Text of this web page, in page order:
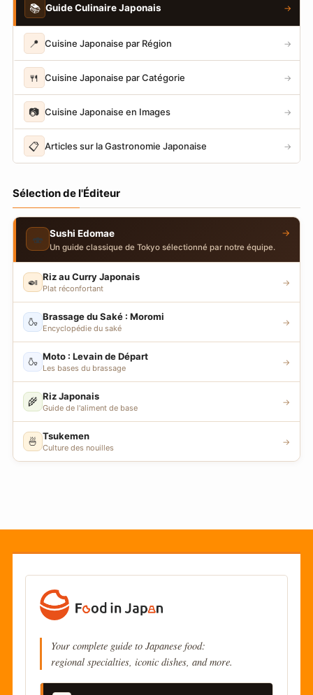
📚 Guide Culinaire Japonais →
📍 Cuisine Japonaise par Région →
🍴 Cuisine Japonaise par Catégorie →
📷 Cuisine Japonaise en Images →
📋 Articles sur la Gastronomie Japonaise →
Sélection de l'Éditeur
🍣 Sushi Edomae
Un guide classique de Tokyo sélectionné par notre équipe.
→
🍛 Riz au Curry Japonais
Plat réconfortant
→
🍶 Brassage du Saké : Moromi
Encyclopédie du saké
→
🍶 Moto : Levain de Départ
Les bases du brassage
→
🌾 Riz Japonais
Guide de l'aliment de base
→
🍜 Tsukemen
Culture des nouilles
→
Your complete guide to Japanese food:
regional specialties, iconic dishes, and more.